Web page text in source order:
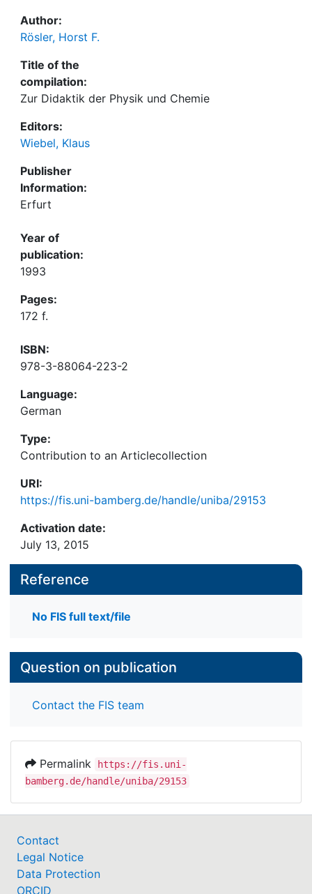
Author:
Rösler, Horst F.
Title of the
compilation:
Zur Didaktik der Physik und Chemie
Editors:
Wiebel, Klaus
Publisher
Information:
Erfurt
Year of
publication:
1993
Pages:
172 f.
ISBN:
978-3-88064-223-2
Language:
German
Type:
Contribution to an Articlecollection
URI:
https://fis.uni-bamberg.de/handle/uniba/29153
Activation date:
July 13, 2015
Reference
No FIS full text/file
Question on publication
Contact the FIS team
Permalink
https://fis.uni-
bamberg.de/handle/uniba/29153
Contact
Legal Notice
Data Protection
ORCID